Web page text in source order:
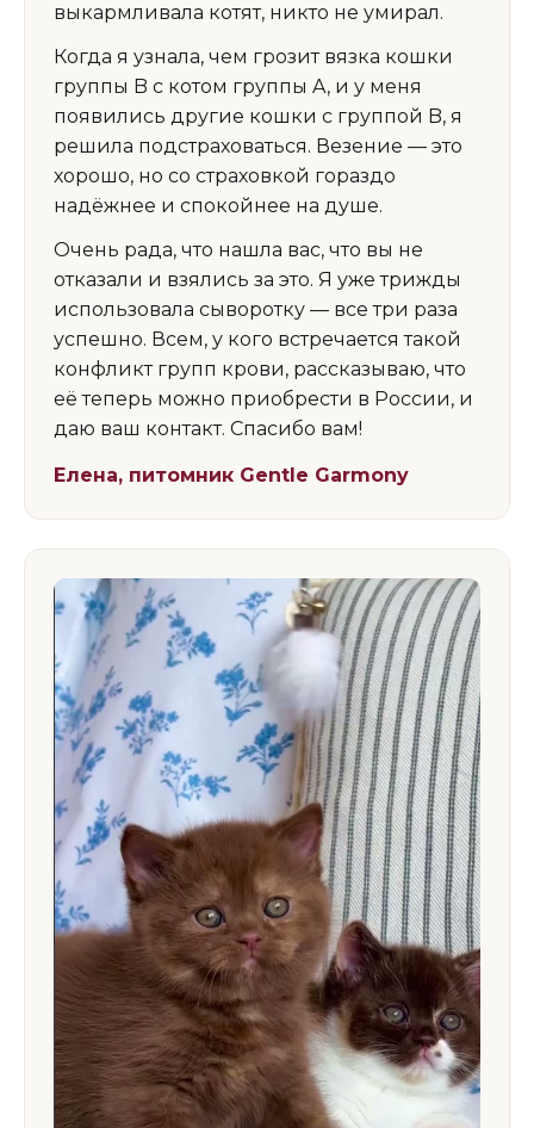
выкармливала котят, никто не умирал.
Когда я узнала, чем грозит вязка кошки
группы B с котом группы A, и у меня
появились другие кошки с группой B, я
решила подстраховаться. Везение — это
хорошо, но со страховкой гораздо
надёжнее и спокойнее на душе.
Очень рада, что нашла вас, что вы не
отказали и взялись за это. Я уже трижды
использовала сыворотку — все три раза
успешно. Всем, у кого встречается такой
конфликт групп крови, рассказываю, что
её теперь можно приобрести в России, и
даю ваш контакт. Спасибо вам!
Елена, питомник Gentle Garmony